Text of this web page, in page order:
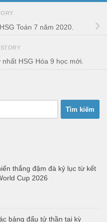
Toán 7 năm 2020.
HSG Hóa 9 học mới.
thắng đậm đà kỷ lục từ kết
Cup 2026
bảng đấu tử thần tại kỳ